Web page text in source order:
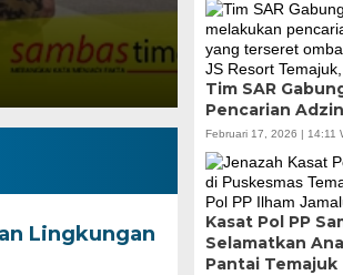
POM)
Lingkungan
Tim SAR
Pencarian
Februari 17, 2026 | 14:11
Kasat Pol PP
Selamatkan
Pantai Temajuk